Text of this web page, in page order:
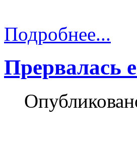
Подробнее...
Прервалась